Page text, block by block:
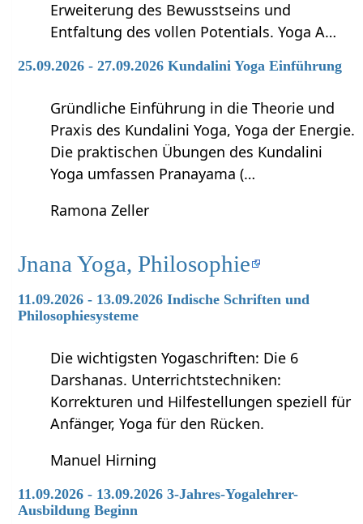
Erweiterung des Bewusstseins und
Entfaltung des vollen Potentials. Yoga A…
25.09.2026 - 27.09.2026 Kundalini Yoga Einführung
Gründliche Einführung in die Theorie und
Praxis des Kundalini Yoga, Yoga der Energie.
Die praktischen Übungen des Kundalini
Yoga umfassen Pranayama (…
Ramona Zeller
Jnana Yoga, Philosophie
11.09.2026 - 13.09.2026 Indische Schriften und
Philosophiesysteme
Die wichtigsten Yogaschriften: Die 6
Darshanas. Unterrichtstechniken:
Korrekturen und Hilfestellungen speziell für
Anfänger, Yoga für den Rücken.
Manuel Hirning
11.09.2026 - 13.09.2026 3-Jahres-Yogalehrer-
Ausbildung Beginn